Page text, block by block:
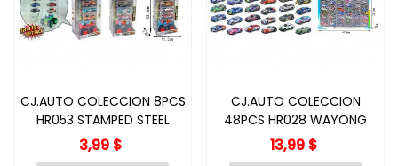
CJ.AUTO COLECCION 8PCS
HR053 STAMPED STEEL
3,99 $
CJ.AUTO COLECCION
48PCS HR028 WAYONG
13,99 $